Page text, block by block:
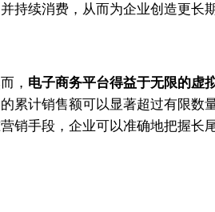
持续消费，从而为企业创造更长期
， 电子商务平台得益于无限的虚
累计销售额可以显著超过有限
销手段，企业可以准确地把握